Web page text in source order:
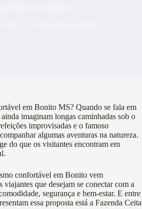
em Bonito MS? Quando se fala em
imaginam longas caminhadas sob o
improvisadas e o famoso
algumas aventuras na natureza.
do que os visitantes encontram em
confortável em Bonito vem
viajantes que desejam se conectar com a
segurança e bem-estar. E entre
essa proposta está a Fazenda Ceita